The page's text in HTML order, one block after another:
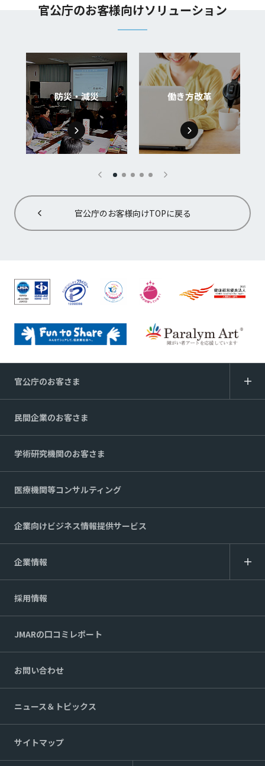
官公庁のお客様向けソリューション
防災・減災 働き方改革
官公庁のお客様向けTOPに戻る
官公庁のお客さま
民間企業のお客さま
学術研究機関のお客さま
医療機関等コンサルティング
企業向けビジネス情報提供サービス
企業情報
採用情報
JMARの口コミレポート
お問い合わせ
ニュース＆トピックス
サイトマップ